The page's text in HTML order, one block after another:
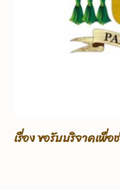
ริจาคเพื่อช่วยเหลือผู้ปร